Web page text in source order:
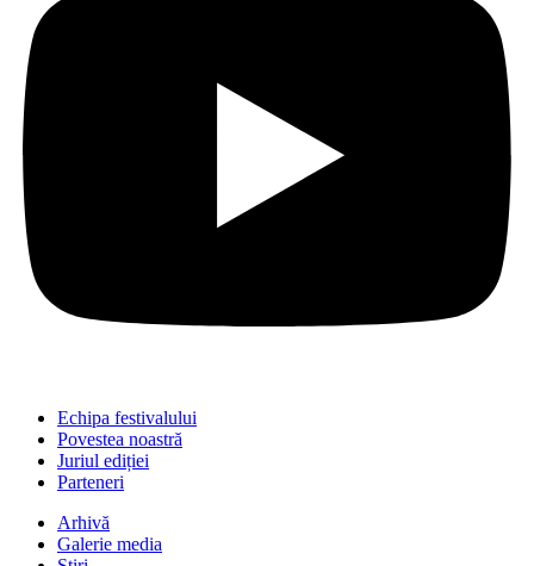
Echipa festivalului
Povestea noastră
Juriul ediției
Parteneri
Arhivă
Galerie media